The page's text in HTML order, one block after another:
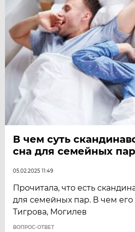
В чем суть
сна для семейных
05.02.2025 11:49
Прочитала, что есть
для семейных пар. В чем
Тигрова, Могилев
ВОПРОС-ОТВЕТ